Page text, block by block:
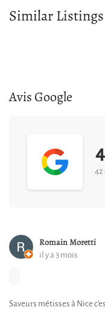
Similar Listings
Avis Google
42
Romain Moretti
il y a 3 mois
Saveurs métisses à Nice